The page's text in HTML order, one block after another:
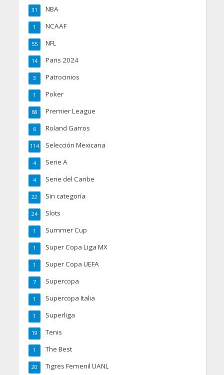
NBA
31
NCAAF
1
NFL
55
Paris 2024
14
Patrocinios
3
Poker
1
Premier League
68
Roland Garros
6
Selección Mexicana
114
Serie A
4
Serie del Caribe
4
Sin categoría
22
Slots
24
Summer Cup
1
Super Copa Liga MX
1
Super Copa UEFA
1
Supercopa
7
Supercopa Italia
1
Superliga
1
Tenis
19
The Best
1
Tigres Femenil UANL
20